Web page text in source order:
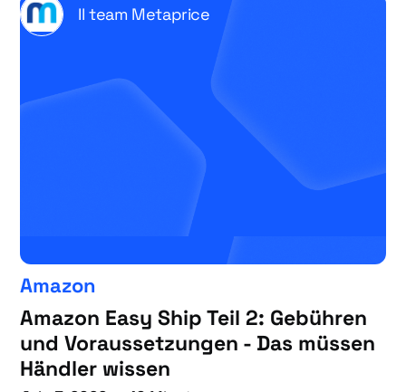
Il team Metaprice
Amazon
Amazon Easy Ship Teil 2: Gebühren
und Voraussetzungen - Das müssen
Händler wissen